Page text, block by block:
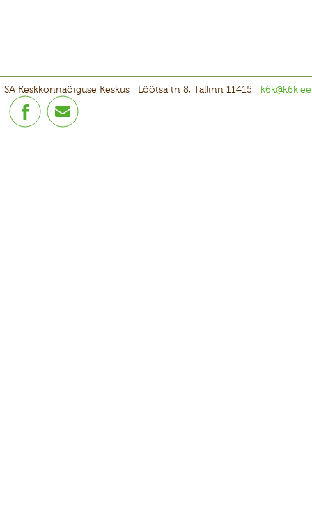
SA Keskkonnaõiguse Keskus Lõõtsa tn 8, Tallinn 11415 k6k@k6k.ee